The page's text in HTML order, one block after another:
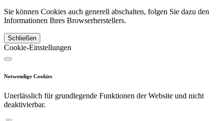
Sie können Cookies auch generell abschalten, folgen Sie dazu den
Informationen Ihres Browserherstellers.
Schließen
Cookie-Einstellungen
Notwendige Cookies
Unerlässlich für grundlegende Funktionen der Website und nicht
deaktivierbar.